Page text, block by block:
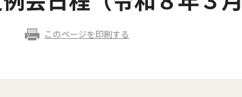
このページを印刷する